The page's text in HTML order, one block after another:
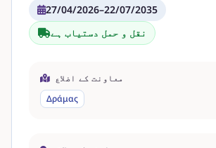
27/04/2026–22/07/2035
نقل و حمل دستیاب ہے
معاونت کے اضلاع
Δράμας